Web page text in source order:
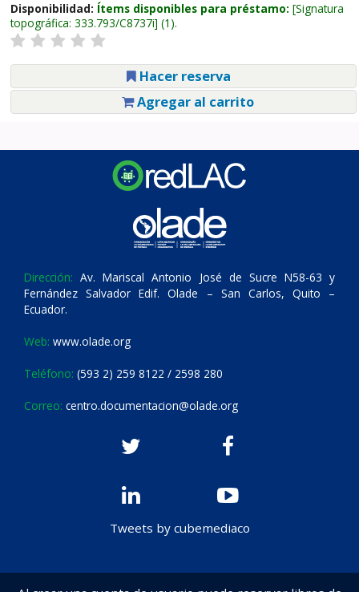
Disponibilidad: Ítems disponibles para préstamo: Signatura
topográfica: 333.793/C8737i (1).
Hacer reserva
Agregar al carrito
Dirección: Av. Mariscal Antonio José de Sucre N58-63 y
Fernández Salvador Edif. Olade – San Carlos, Quito –
Ecuador.
Web: www.olade.org
Teléfono: (593 2) 259 8122 / 2598 280
Correo: centro.documentacion@olade.org
Tweets by cubemediaco